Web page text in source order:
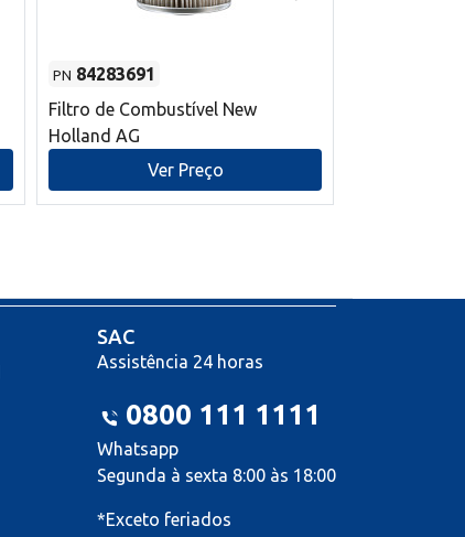
PN 84283691
Filtro de Combustível New
Holland AG
Ver Preço
SAC
Assistência 24 horas
0800 111 1111
Whatsapp
Segunda à sexta 8:00 às 18:00
*Exceto feriados